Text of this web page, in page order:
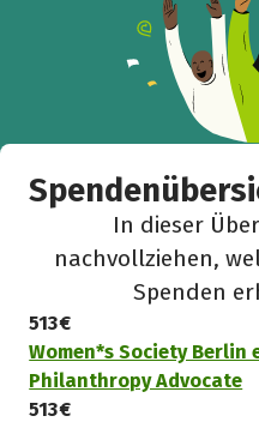
In dieser
nachvollziehen,
Spenden
513 €
Women*s Society Berlin
Philanthropy Advocate
513 €